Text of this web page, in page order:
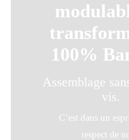
Qui sommes-nous100%
Assemblage
vis.
C’est dans un
respect de